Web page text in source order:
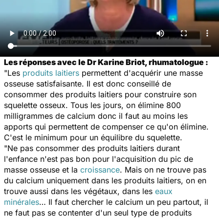
Les réponses avec le Dr Karine Briot, rhumatologue :
"Les produits laitiers permettent d'acquérir une masse
osseuse satisfaisante. Il est donc conseillé de
consommer des produits laitiers pour construire son
squelette osseux. Tous les jours, on élimine 800
milligrammes de calcium donc il faut au moins les
apports qui permettent de compenser ce qu'on élimine.
C'est le minimum pour un équilibre du squelette.
"Ne pas consommer des produits laitiers durant
l'enfance n'est pas bon pour l'acquisition du pic de
masse osseuse et la croissance. Mais on ne trouve pas
du calcium uniquement dans les produits laitiers, on en
trouve aussi dans les végétaux, dans les eaux
minérales… Il faut chercher le calcium un peu partout, il
ne faut pas se contenter d'un seul type de produits